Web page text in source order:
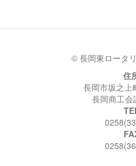
© 長岡東ロータ
住
長岡市坂之上
長岡商工